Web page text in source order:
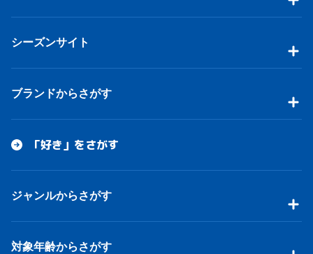
シーズンサイト
ブランドからさがす
「好き」をさがす
ジャンルからさがす
対象年齢からさがす